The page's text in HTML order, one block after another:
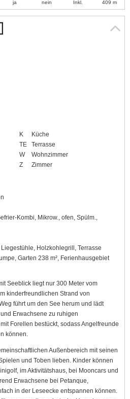
K
Küche
TE
Terrasse
W
Wohnzimmer
Z
Zimmer
Kombi, Mikrow., ofen, Spülm.,
Holzkohlegrill, Terrasse
Garten 238 m², Ferienhausgebiet
Seeblick liegt nur 300 Meter vom
kinderfreundlichen Strand von
führt um den See herum und lädt
Erwachsene zu ruhigen
Forellen bestückt, sodass Angelfreunde
können.
Außenbereich mit seinen
und Toben lieben. Kinder können
im Aktivitätshaus, bei Mooncars und
Erwachsene bei Petanque,
in der Leseecke entspannen können.
ja nein Inkl. 409 m